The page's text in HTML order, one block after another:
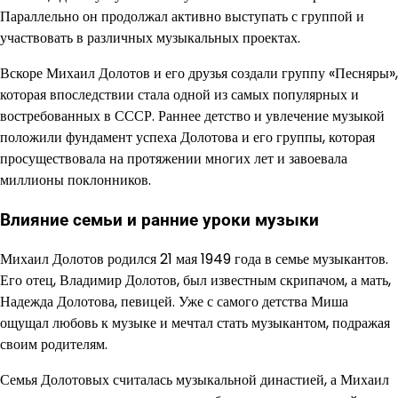
Параллельно он продолжал активно выступать с группой и
участвовать в различных музыкальных проектах.
Вскоре Михаил Долотов и его друзья создали группу «Песняры»,
которая впоследствии стала одной из самых популярных и
востребованных в СССР. Раннее детство и увлечение музыкой
положили фундамент успеха Долотова и его группы, которая
просуществовала на протяжении многих лет и завоевала
миллионы поклонников.
Влияние семьи и ранние уроки музыки
Михаил Долотов родился 21 мая 1949 года в семье музыкантов.
Его отец, Владимир Долотов, был известным скрипачом, а мать,
Надежда Долотова, певицей. Уже с самого детства Миша
ощущал любовь к музыке и мечтал стать музыкантом, подражая
своим родителям.
Семья Долотовых считалась музыкальной династией, а Михаил